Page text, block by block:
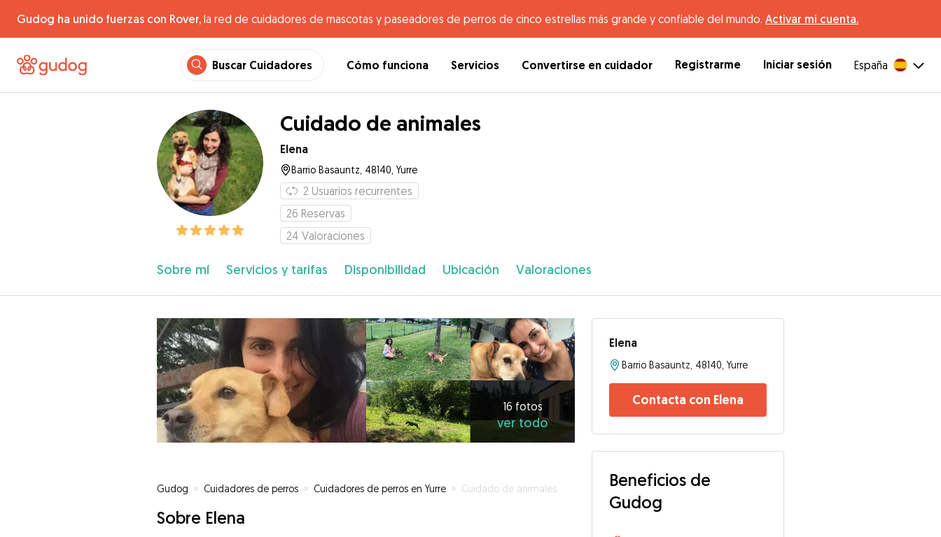
Gudog ha unido fuerzas con Rover, la red de cuidadores de mascotas y paseadores de perros de cinco estrellas más grande y confiable del mundo. Activar mi cuenta.
Buscar Cuidadores Cómo funciona Servicios Convertirse en cuidador Registrarme Iniciar sesión España
Cuidado de animales
Elena
Barrio Basauntz, 48140, Yurre
2 Usuarios recurrentes
26 Reservas
24 Valoraciones
Sobre mí Servicios y tarifas Disponibilidad Ubicación Valoraciones
16 fotos
ver todo
Gudog » Cuidadores de perros » Cuidadores de perros en Yurre » Cuidado de animales
Sobre Elena
Elena
Barrio Basauntz, 48140, Yurre
Contacta con Elena
Beneficios de
Gudog